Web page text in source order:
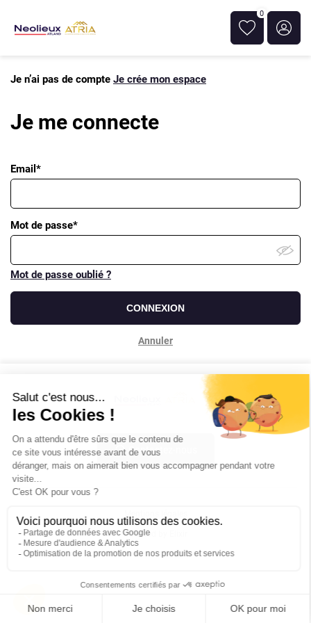
0
Je n’ai pas de compte Je crée mon espace
Je me connecte
Email*
Mot de passe*
Mot de passe oublié ?
CONNEXION
Annuler
Contactez-nous
Powered by Elixir